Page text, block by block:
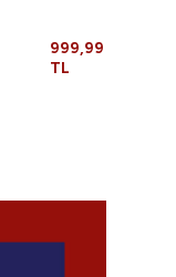
999,99
TL